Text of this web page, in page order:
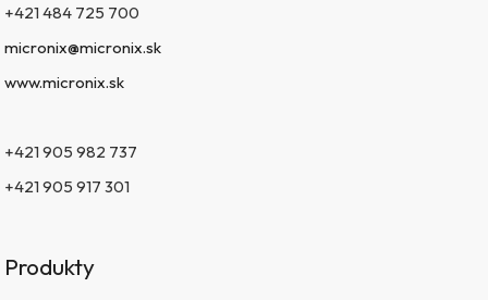
+421 484 725 700
micronix@micronix.sk
www.micronix.sk
+421 905 982 737
+421 905 917 301
Produkty